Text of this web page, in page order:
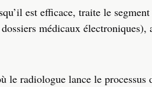
est efficace, traite le
médicaux
le radiologue lance le processus